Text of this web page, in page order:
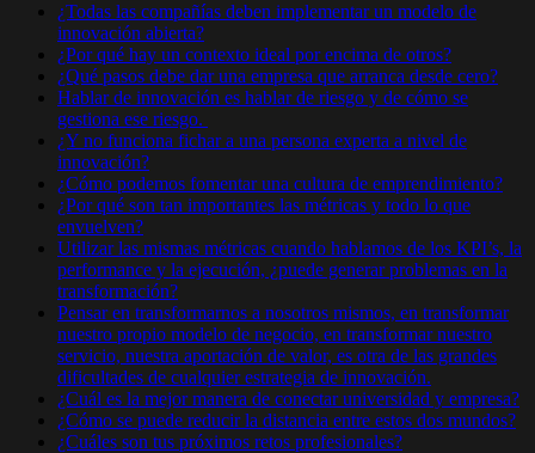
¿Todas las compañías deben implementar un modelo de
innovación abierta?
¿Por qué hay un contexto ideal por encima de otros?
¿Qué pasos debe dar una empresa que arranca desde cero?
Hablar de innovación es hablar de riesgo y de cómo se
gestiona ese riesgo.
¿Y no funciona fichar a una persona experta a nivel de
innovación?
¿Cómo podemos fomentar una cultura de emprendimiento?
¿Por qué son tan importantes las métricas y todo lo que
envuelven?
Utilizar las mismas métricas cuando hablamos de los KPI’s, la
performance y la ejecución, ¿puede generar problemas en la
transformación?
Pensar en transformarnos a nosotros mismos, en transformar
nuestro propio modelo de negocio, en transformar nuestro
servicio, nuestra aportación de valor, es otra de las grandes
dificultades de cualquier estrategia de innovación.
¿Cuál es la mejor manera de conectar universidad y empresa?
¿Cómo se puede reducir la distancia entre estos dos mundos?
¿Cuáles son tus próximos retos profesionales?